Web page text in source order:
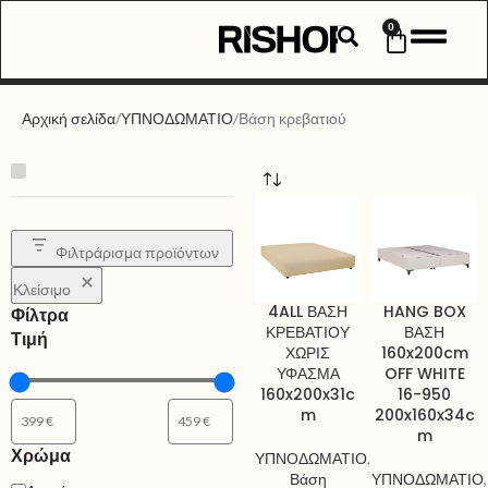
0
Αρχική σελίδα ΥΠΝΟΔΩΜΑΤΙΟ Βάση κρεβατιού
Φιλτράρισμα προϊόντων
Κλείσιμο
Φίλτρα
Τιμή
Χρώμα
4ALL ΒΑΣΗ
ΚΡΕΒΑΤΙΟΥ
ΧΩΡΙΣ
ΥΦΑΣΜΑ
160x200x31c
m
ΥΠΝΟΔΩΜΑΤΙΟ,
Βάση
HANG BOX
ΒΑΣΗ
160x200cm
OFF WHITE
16-950
200x160x34c
m
ΥΠΝΟΔΩΜΑΤΙΟ,